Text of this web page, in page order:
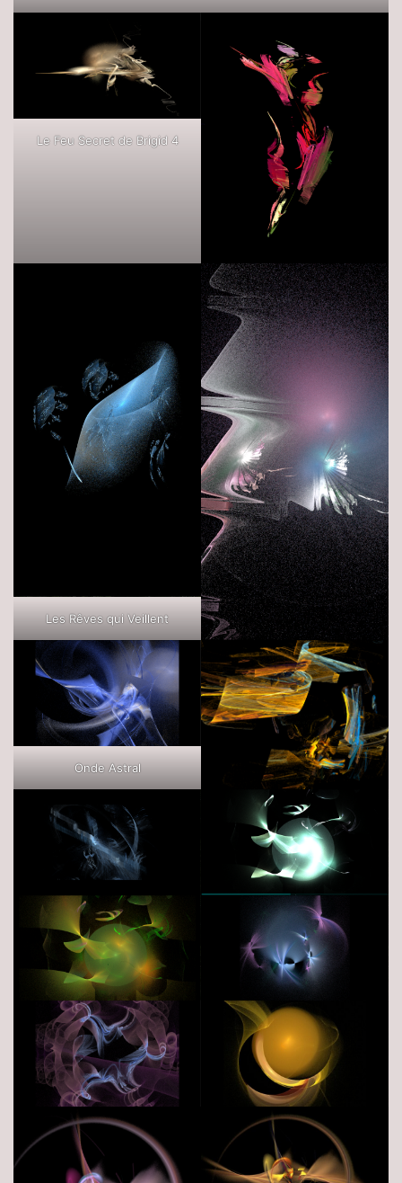
Le Feu Secret de Brigid 4
Les Rêves qui Veillent
Onde Astral